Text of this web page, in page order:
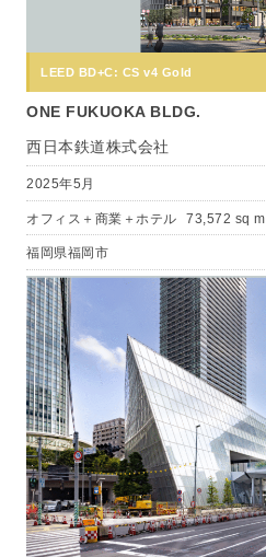
LEED BD+C: CS v4 Gold
ONE FUKUOKA BLDG.
西日本鉄道株式会社
2025年5月
オフィス＋商業＋ホテル 73,572 sq m
福岡県福岡市